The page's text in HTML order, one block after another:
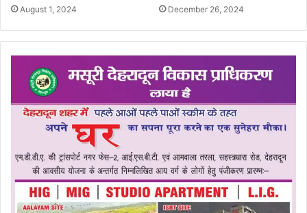
August 1, 2024 December 26, 2024